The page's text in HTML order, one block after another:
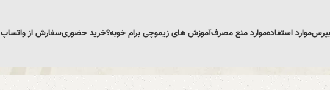
موارد استفادهموارد منع مصرفآموزش های زیموچی برام خوبه؟خرید حضوریسفارش از واتساپ